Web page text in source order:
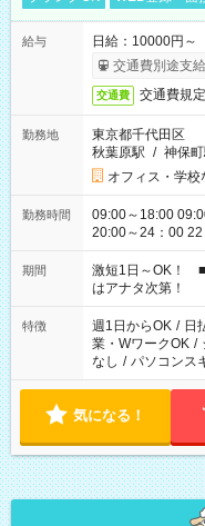
給与
日給：10000円
交通費別途支
交通費 交通費規
勤務地
東京都千代田区
秋葉原駅 / 神保
オフィス・学校
勤務時間
09:00～18:00
20:00～24：00 22
シフトもございま
期間
激短1日～OK！
はアナタ次第！
特徴 週1日からOK / 日
業・WワークOK /
なし / パソコンス
気になる！